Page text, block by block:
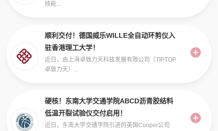
技能...
顺利交付！德国威乐WILLE全自动环剪仪入
驻香港理工大学！
近日，由上海卓致力天科技发展有限公司（TIPTOP
卓致力天）...
硬核！东南大学交通学院ABCD沥青胶结料
低温开裂试验仪交付启用！
近日，东南大学交通学院引进的英国Cooper公司